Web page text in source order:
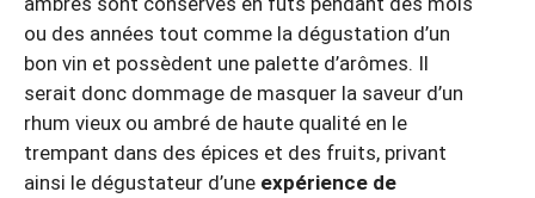
ou des années tout comme la dégustation d’un
bon vin et possèdent une palette d’arômes. Il
serait donc dommage de masquer la saveur d’un
rhum vieux ou ambré de haute qualité en le
trempant dans des épices et des fruits, privant
ainsi le dégustateur d’une expérience de